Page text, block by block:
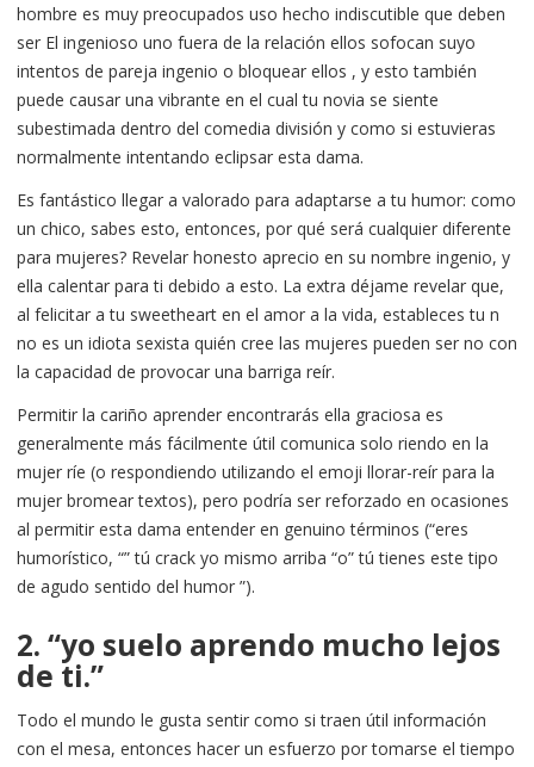
hombre es muy preocupados uso hecho indiscutible que deben
ser El ingenioso uno fuera de la relación ellos sofocan suyo
intentos de pareja ingenio o bloquear ellos , y esto también
puede causar una vibrante en el cual tu novia se siente
subestimada dentro del comedia división y como si estuvieras
normalmente intentando eclipsar esta dama.
Es fantástico llegar a valorado para adaptarse a tu humor: como
un chico, sabes esto, entonces, por qué será cualquier diferente
para mujeres? Revelar honesto aprecio en su nombre ingenio, y
ella calentar para ti debido a esto. La extra déjame revelar que,
al felicitar a tu sweetheart en el amor a la vida, estableces tu n
no es un idiota sexista quién cree las mujeres pueden ser no con
la capacidad de provocar una barriga reír.
Permitir la cariño aprender encontrarás ella graciosa es
generalmente más fácilmente útil comunica solo riendo en la
mujer ríe (o respondiendo utilizando el emoji llorar-reír para la
mujer bromear textos), pero podría ser reforzado en ocasiones
al permitir esta dama entender en genuino términos (“eres
humorístico, “” tú crack yo mismo arriba “o” tú tienes este tipo
de agudo sentido del humor ​​”).
2. “yo suelo aprendo mucho lejos
de ti.”
Todo el mundo le gusta sentir como si traen útil información
con el mesa, entonces hacer un esfuerzo por tomarse el tiempo